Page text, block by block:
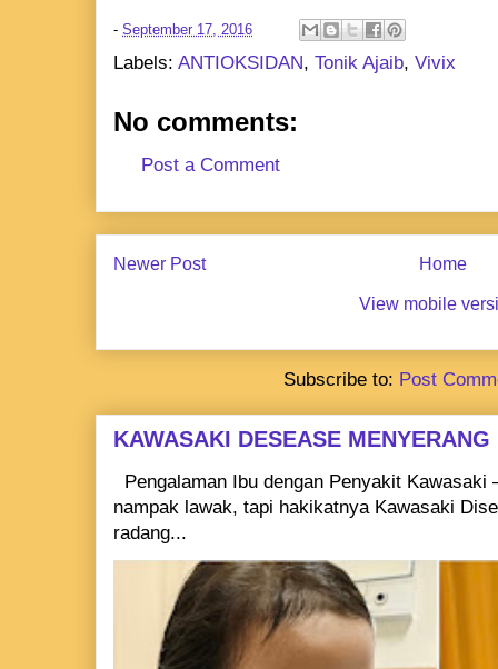
- September 17, 2016
Labels: ANTIOKSIDAN, Tonik Ajaib, Vivix
No comments:
Post a Comment
Newer Post Home
View mobile
Subscribe to: Post
KAWASAKI DESEASE
Pengalaman Ibu dengan Penyakit Kawasaki
nampak lawak, tapi hakikatnya Kawasaki
radang...